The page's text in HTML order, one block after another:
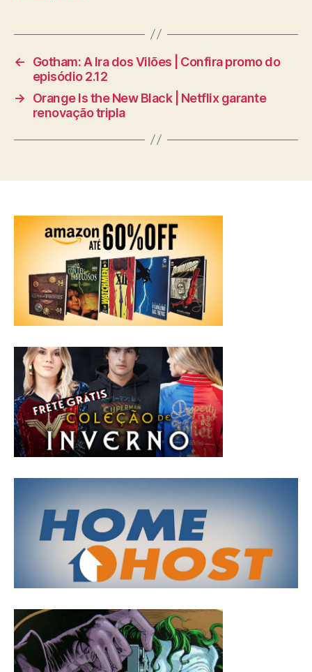
←
Gotham: A Ira dos Vilões | Confira promo do
episódio 2.12
→
Orange Is the New Black | Netflix garante
renovação tripla